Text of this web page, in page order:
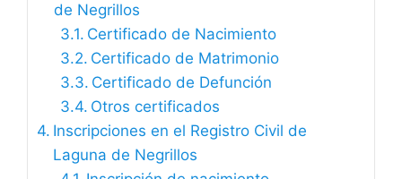
de Negrillos
Certificado de Nacimiento
Certificado de Matrimonio
Certificado de Defunción
Otros certificados
Inscripciones en el Registro Civil de
Laguna de Negrillos